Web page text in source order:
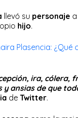
llevó su personaje
hijo.
Plasencia:
ira, cólera,
ansias de que
de Twitter.